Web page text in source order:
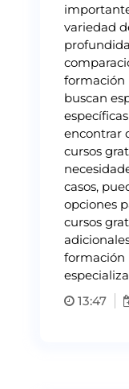
variedad
formación
buscan
encontrar
cursos
casos,
opciones
cursos
formación
13:47